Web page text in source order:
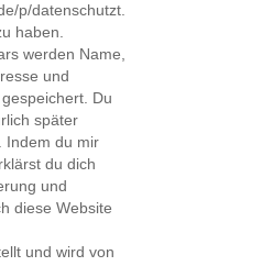
p/datenschutzt.
haben.
werden Name,
und
Du
später
Indem du mir
du dich
und
diese Website
und wird von